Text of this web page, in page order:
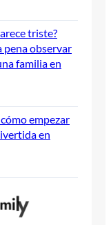
triste?
pena observar
familia en
empezar
en
mily